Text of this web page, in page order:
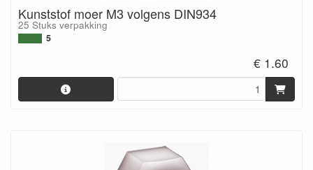
Kunststof moer M3 volgens DIN934
25 Stuks verpakking
5
€ 1.60